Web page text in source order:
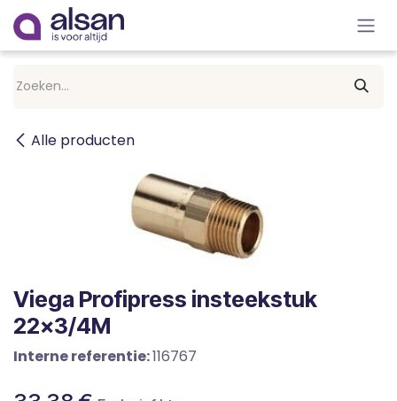
Overslaan naar inhoud
Alle producten
Viega Profipress insteekstuk
22x3/4M
Interne referentie:116767